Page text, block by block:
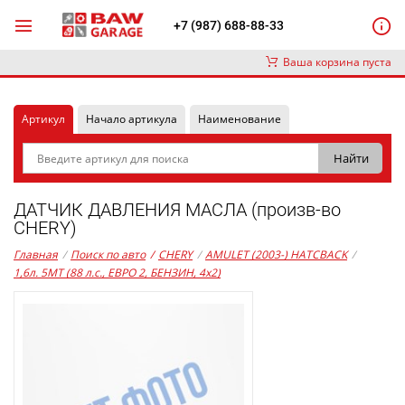
+7 (987) 688-88-33
Ваша корзина пуста
Артикул Начало артикула Наименование
ДАТЧИК ДАВЛЕНИЯ МАСЛА (произв-во
CHERY)
Главная / Поиск по авто / CHERY / AMULET (2003-) HATCBACK /
1,6л. 5MT (88 л.с., ЕВРО 2, БЕНЗИН, 4x2)